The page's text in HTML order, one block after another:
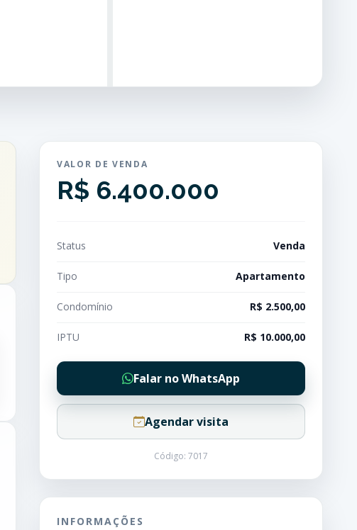
VALOR DE VENDA
R$ 6.400.000
Status Venda
Tipo Apartamento
Condomínio R$ 2.500,00
IPTU R$ 10.000,00
Falar no WhatsApp
Agendar visita
Código: 7017
INFORMAÇÕES